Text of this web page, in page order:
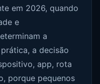
em 2026, quando
e
a
a decisão
app, rota
porque pequenos